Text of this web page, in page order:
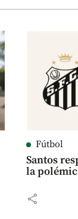
Fútbol
Santos
la
share